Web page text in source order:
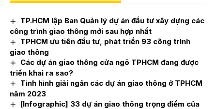
TP.HCM lập Ban Quản lý dự án đầu tư xây dựng các
công trình giao thông mới sau hợp nhất
TPHCM ưu tiên đầu tư, phát triển 93 công trình
giao thông
Các dự án giao thông cửa ngõ TPHCM đang được
triển khai ra sao?
Tình hình giải ngân các dự án giao thông ở TPHCM
năm 2023
[Infographic] 33 dự án giao thông trọng điểm của